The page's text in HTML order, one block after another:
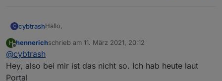
C cybtrashHallo,
bei mir weichen leider die Werte der AC Gesamt-
Energieproduktion (40093_I_AC_Energie_WH) jeden
Tag etwas ab von denen, die im Online Portal
Meine Konfig: einphasiger Wechselrichter SE4000H,
H
Offline
hennerichschrieb am 11. März 2021, 20:12
zuletzt editiert von
@cybtrash
Hey, also bei mir ist das nicht so. Ich hab heute laut
Portal